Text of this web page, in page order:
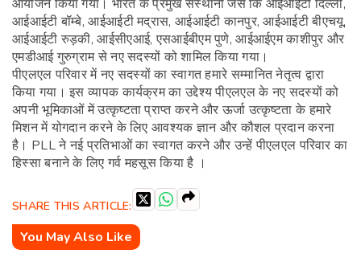
आयोजन किया गया। भारत के प्रमुख संस्थानों जैसे कि आईआईटी दिल्ली,
आईआईटी बॉम्बे, आईआईटी मद्रास, आईआईटी कानपुर, आईआईटी बीएचयू,
आईआईटी रुड़की, आईसीएआई, एसआईबीएम पुणे, आईआईएम काशीपुर और
एमडीआई गुरुग्राम से नए सदस्यों को शामिल किया गया।
पीएलएल परिवार में नए सदस्यों का स्वागत हमारे सम्मानित नेतृत्व द्वारा
किया गया। इस व्यापक कार्यक्रम का उद्देश्य पीएलएल के नए सदस्यों को
अपनी भूमिकाओं में उत्कृष्टता प्राप्त करने और ऊर्जा उत्कृष्टता के हमारे
मिशन में योगदान करने के लिए आवश्यक ज्ञान और कौशल प्रदान करना
है। PLL ने नई प्रतिभाओं का स्वागत करने और उन्हें पीएलएल परिवार का
हिस्सा बनाने के लिए गर्व महसूस किया है ।
SHARE THIS ARTICLE:
You May Also Like